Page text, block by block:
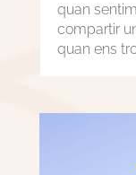
quan
compartir
quan ens